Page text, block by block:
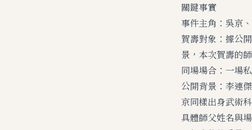
關鍵事實
事件主角：吳京
賀壽對象：據公
景，本次賀壽的
同場場合：一場
公開背景：李連
京同樣出身武術
具體師父姓名與